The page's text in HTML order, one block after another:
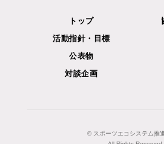
トップ
活動指針・目標
公表物
対談企画
© スポーツエコシステム推